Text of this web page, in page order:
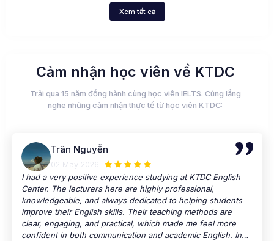
Xem tất cả
Cảm nhận học viên về KTDC
Trải qua 15 năm đồng hành cùng học viên IELTS. Cùng lắng
nghe những cảm nhận thực tế từ học viên KTDC:
Trân Nguyễn
02 May 2026
I had a very positive experience studying at KTDC English
Center. The lecturers here are highly professional,
knowledgeable, and always dedicated to helping students
improve their English skills. Their teaching methods are
clear, engaging, and practical, which made me feel more
confident in both communication and academic English. In